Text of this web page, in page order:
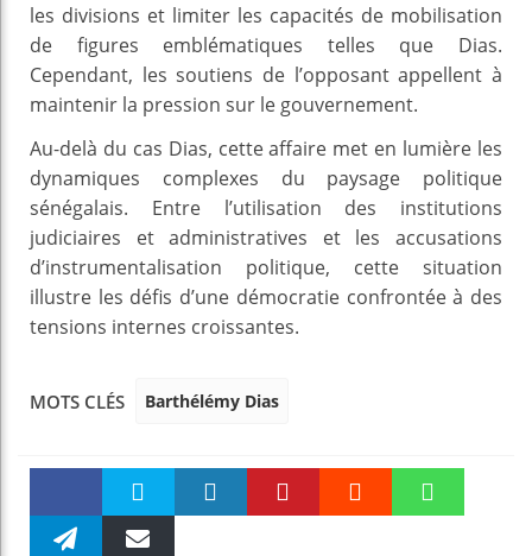
les divisions et limiter les capacités de mobilisation
de figures emblématiques telles que Dias.
Cependant, les soutiens de l’opposant appellent à
maintenir la pression sur le gouvernement.
Au-delà du cas Dias, cette affaire met en lumière les
dynamiques complexes du paysage politique
sénégalais. Entre l’utilisation des institutions
judiciaires et administratives et les accusations
d’instrumentalisation politique, cette situation
illustre les défis d’une démocratie confrontée à des
tensions internes croissantes.
MOTS CLÉS Barthélémy Dias
Faceboo Twitter